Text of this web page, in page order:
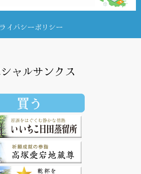
イバシーポリシー
ャルサンクス